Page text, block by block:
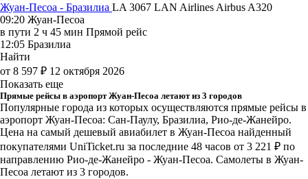
Жуан-Песоа - Бразилиа LA 3067 LAN Airlines Airbus A320
09:20 Жуан-Песоа
в пути 2 ч 45 мин Прямой рейс
12:05 Бразилиа
Найти
от 8 597 ₽ 12 октября 2026
Показать еще
Прямые рейсы в аэропорт Жуан-Песоа летают из 3 городов
Популярные города из которых осуществляются прямые рейсы в
аэропорт Жуан-Песоа: Сан-Паулу, Бразилиа, Рио-де-Жанейро.
Цена на самый дешевый авиабилет в Жуан-Песоа найденный
покупателями UniTicket.ru за последние 48 часов от 3 221 ₽ по
направлению Рио-де-Жанейро - Жуан-Песоа. Самолеты в Жуан-
Песоа летают из 3 городов.